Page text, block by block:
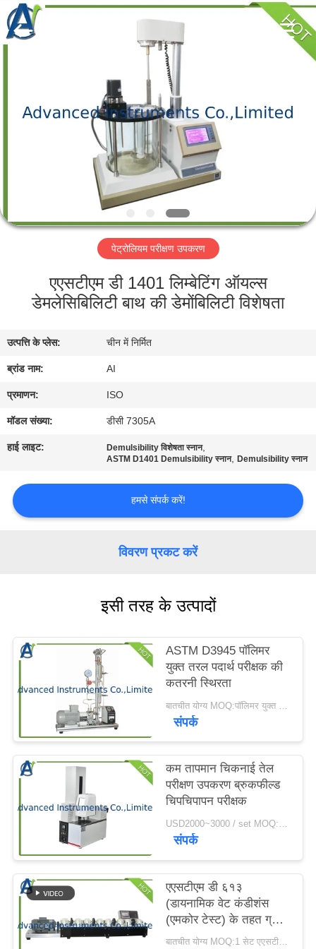
उत्पादों
में
नियंत्रण
संपर्क
करें
मामलों
करें
साइटमैप
PRIVACY
POLICY
Advanced
Instruments
Co.,Limited.
All
Rights
पेट्रोलियम परीक्षण उपकरण
एएसटीएम डी 1401 लिम्बेटिंग ऑयल्स
डेमलेसिबिलिटी बाथ की डेमोंबिलिटी विशेषता
उत्पत्ति के प्लेस: चीन में निर्मित
ब्रांड नाम: AI
प्रमाणन: ISO
मॉडल संख्या: डीसी 7305A
हाई लाइट: Demulsibility विशेषता स्नान,
ASTM D1401 Demulsibility स्नान,Demulsibility स्नान
हमसे संपर्क करें!
विवरण प्रकट करें
इसी तरह के उत्पादों
ASTM D3945 पॉलिमर
युक्त तरल पदार्थ परीक्षक की
कतरनी स्थिरता
बातचीत योग्य MOQ:पॉलिमर युक्त तरल पदार्थ परीक्षक की 1 सेट कतरनी स्थिरता
संपर्क
कम तापमान चिकनाई तेल
परीक्षण उपकरण ब्रुकफील्ड
चिपचिपापन परीक्षक
USD2000~3000 / set MOQ:1 सेट
संपर्क
एएसटीएम डी ६१३
(डायनामिक वेट कंडीशंस
(एमकोर टेस्ट) के तहत ग्रीस
परीक्षण उपकरण
बातचीत योग्य MOQ:1 सेट एएसटीएम डी६१३८ ग्रीस परीक्षण उपकरण